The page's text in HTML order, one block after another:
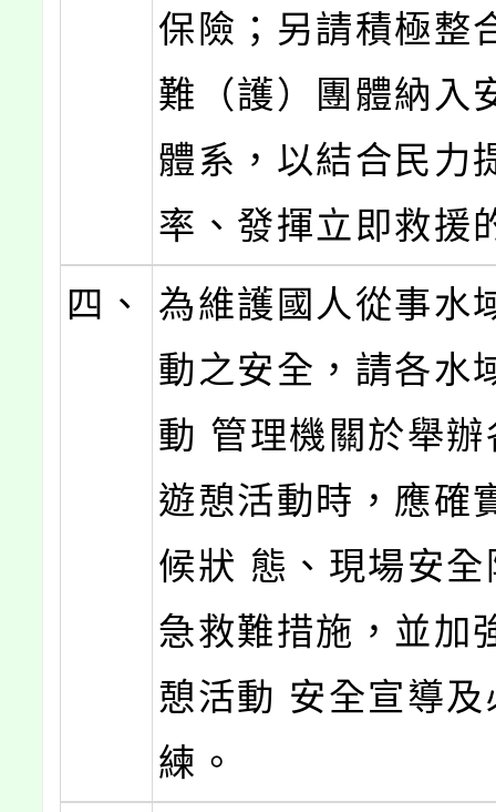
保險；另請積極整
難（護）團體納入
體系，以結合民力
率、發揮立即救援
四、
為維護國人從事水
動之安全，請各水
動 管理機關於舉
遊憩活動時，應確
候狀 態、現場安
急救難措施，並加
憩活動 安全宣導
練。